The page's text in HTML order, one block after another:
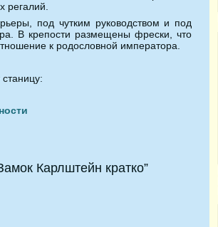
регалий.
под чутким руководством и под
В крепости размещены фрески, что
к родословной императора.
Карлштейн кратко”